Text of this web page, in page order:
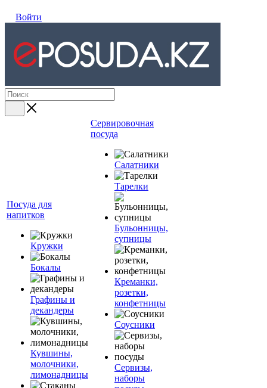
Войти
Посуда для
напитков
Кружки
Бокалы
Графины и
декандеры
Кувшины,
молочники,
лимонадницы
Сервировочная
посуда
Салатники
Тарелки
Бульонницы,
супницы
Креманки,
розетки,
конфетницы
Соусники
Сервизы,
наборы